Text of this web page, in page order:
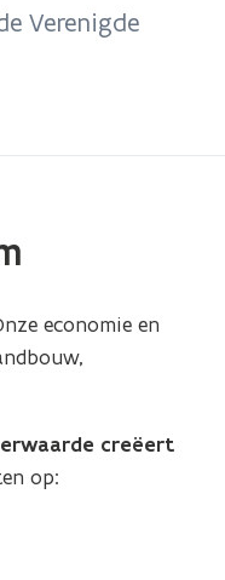
Verenigde
economie en
creëert
op: